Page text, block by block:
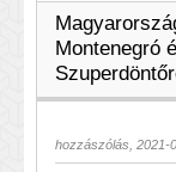
Montenegró
hozzászólás, 2021-